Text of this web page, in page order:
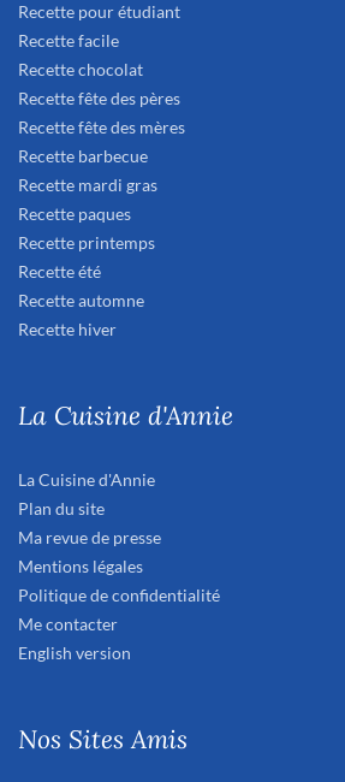
Recette pour étudiant
Recette facile
Recette chocolat
Recette fête des pères
Recette fête des mères
Recette barbecue
Recette mardi gras
Recette paques
Recette printemps
Recette été
Recette automne
Recette hiver
La Cuisine d'Annie
La Cuisine d'Annie
Plan du site
Ma revue de presse
Mentions légales
Politique de confidentialité
Me contacter
English version
Nos Sites Amis